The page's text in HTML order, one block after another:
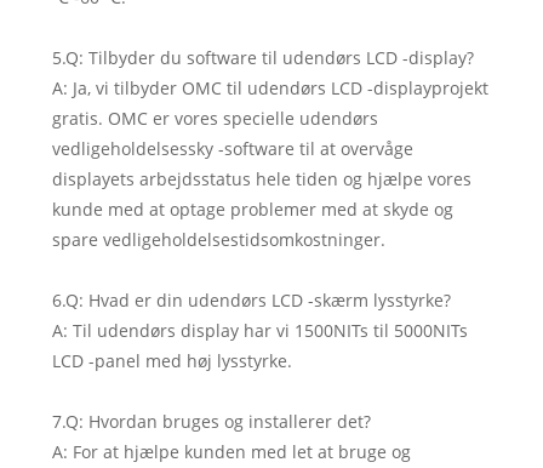
5.Q: Tilbyder du software til udendørs LCD -display?
A: Ja, vi tilbyder OMC til udendørs LCD -displayprojekt
gratis. OMC er vores specielle udendørs
vedligeholdelsessky -software til at overvåge
displayets arbejdsstatus hele tiden og hjælpe vores
kunde med at optage problemer med at skyde og
spare vedligeholdelsestidsomkostninger.
6.Q: Hvad er din udendørs LCD -skærm lysstyrke?
A: Til udendørs display har vi 1500NITs til 5000NITs
LCD -panel med høj lysstyrke.
7.Q: Hvordan bruges og installerer det?
A: For at hjælpe kunden med let at bruge og